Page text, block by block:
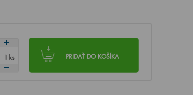
PRIDAŤ DO KOŠÍKA
ks